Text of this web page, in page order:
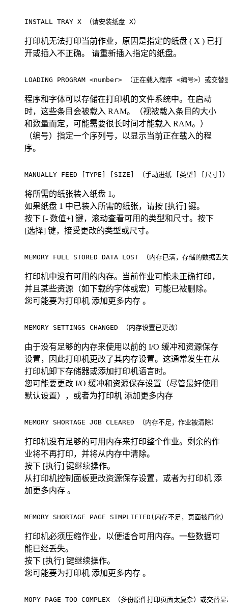
INSTALL TRAY
打印机无法打印当前作业，原因是指定的纸盘 ( X ) 已打
开或插入不正确。 请重新插入指定的纸盘。
LOADING PROGRAM <number>
程序和字体可以存储在打印机的文件系统中。在启动
时，这些条目会被载入 RAM。（视被载入条目的大小
和数量而定，可能需要很长时间才能载入 RAM。）
（编号）指定一个序列号，以显示当前正在载入的程
序。
MANUALLY FEED
将所需的纸张装入纸盘 1。
如果纸盘 1 中已装入所需的纸张，请按 [执行] 键。
按下 [- 数值+] 键，滚动查看可用的类型和尺寸。按下
[选择] 键，接受更改的类型或尺寸。
MEMORY FULL STORED
打印机中没有可用的内存。当前作业可能未正确打印，
并且某些资源（如下载的字体或宏）可能已被删除。
您可能要为打印机 添加更多内存 。
MEMORY SETTINGS
由于没有足够的内存来使用以前的 I/O 缓冲和资源保存
设置，因此打印机更改了其内存设置。这通常发生在从
打印机卸下存储器或添加打印机语言时。
您可能要更改 I/O 缓冲和资源保存设置（尽管最好使用
默认设置），或者为打印机 添加更多内存
MEMORY SHORTAGE
打印机没有足够的可用内存来打印整个作业。剩余的作
业将不再打印，并将从内存中清除。
按下 [执行] 键继续操作。
从打印机控制面板更改资源保存设置，或者为打印机 添
加更多内存 。
MEMORY SHORTAGE
打印机必须压缩作业，以便适合可用内存。一些数据可
能已经丢失。
按下 [执行] 键继续操作。
您可能要为打印机 添加更多内存 。
MOPY PAGE TOO COMPLEX （多